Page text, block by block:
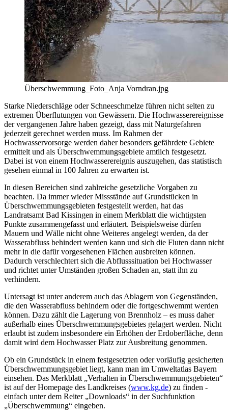
Überschwemmung_Foto_Anja Vorndran.jpg
Starke Niederschläge oder Schneeschmelze führen nicht selten zu
extremen Überflutungen von Gewässern. Die Hochwasserereignisse
der vergangenen Jahre haben gezeigt, dass mit Naturgefahren
jederzeit gerechnet werden muss. Im Rahmen der
Hochwasservorsorge werden daher besonders gefährdete Gebiete
ermittelt und als Überschwemmungsgebiete amtlich festgesetzt.
Dabei ist von einem Hochwasserereignis auszugehen, das statistisch
gesehen einmal in 100 Jahren zu erwarten ist.
In diesen Bereichen sind zahlreiche gesetzliche Vorgaben zu
beachten. Da immer wieder Missstände auf Grundstücken in
Überschwemmungsgebieten festgestellt werden, hat das
Landratsamt Bad Kissingen in einem Merkblatt die wichtigsten
Punkte zusammengefasst und erläutert. Beispielsweise dürfen
Mauern und Wälle nicht ohne Weiteres angelegt werden, da der
Wasserabfluss behindert werden kann und sich die Fluten dann nicht
mehr in die dafür vorgesehenen Flächen ausbreiten können.
Dadurch verschlechtert sich die Abflusssituation bei Hochwasser
und richtet unter Umständen großen Schaden an, statt ihn zu
verhindern.
Untersagt ist unter anderem auch das Ablagern von Gegenständen,
die den Wasserabfluss behindern oder die fortgeschwemmt werden
können. Dazu zählt die Lagerung von Brennholz – es muss daher
außerhalb eines Überschwemmungsgebietes gelagert werden. Nicht
erlaubt ist zudem insbesondere ein Erhöhen der Erdoberfläche, denn
damit wird dem Hochwasser Platz zur Ausbreitung genommen.
Ob ein Grundstück in einem festgesetzten oder vorläufig gesicherten
Überschwemmungsgebiet liegt, kann man im Umweltatlas Bayern
einsehen. Das Merkblatt „Verhalten in Überschwemmungsgebieten“
ist auf der Homepage des Landkreises (www.kg.de) zu finden -
einfach unter dem Reiter „Downloads“ in der Suchfunktion
„Überschwemmung“ eingeben.